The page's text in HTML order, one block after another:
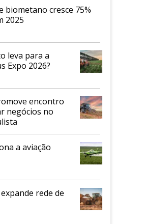
biometano cresce 75%
2025
leva para a
Expo 2026?
encontro
negócios no
a aviação
rede de